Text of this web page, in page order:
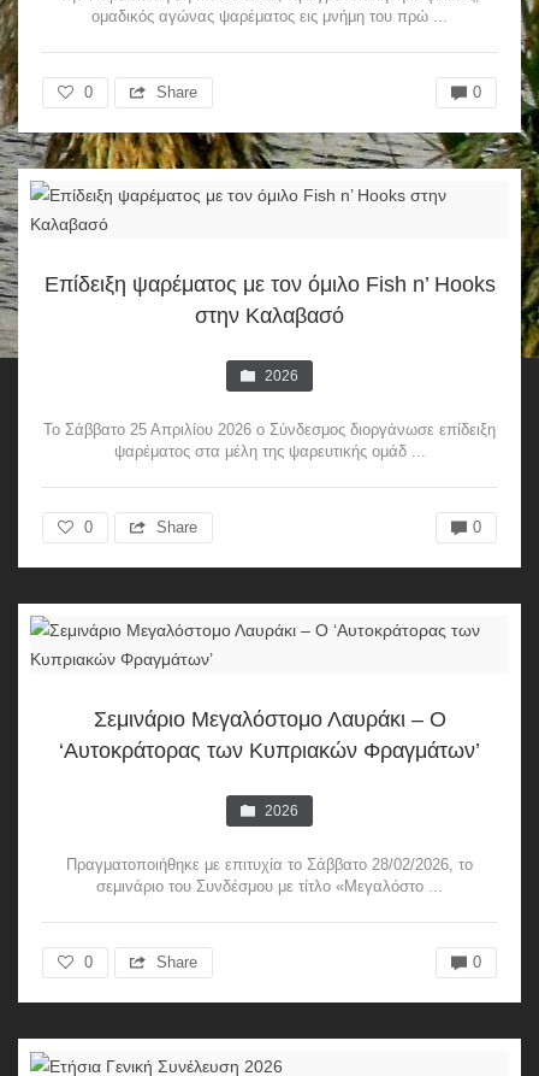
ομαδικός αγώνας ψαρέματος εις μνήμη του πρώ ...
0 Share 0
Επίδειξη ψαρέματος με τον όμιλο Fish n’ Hooks
στην Καλαβασό
2026
Το Σάββατο 25 Απριλίου 2026 ο Σύνδεσμος διοργάνωσε επίδειξη
ψαρέματος στα μέλη της ψαρευτικής ομάδ ...
0 Share 0
Σεμινάριο Μεγαλόστομο Λαυράκι – Ο
‘Αυτοκράτορας των Κυπριακών Φραγμάτων’
2026
Πραγματοποιήθηκε με επιτυχία το Σάββατο 28/02/2026, το
σεμινάριο του Συνδέσμου με τίτλο «Μεγαλόστο ...
0 Share 0